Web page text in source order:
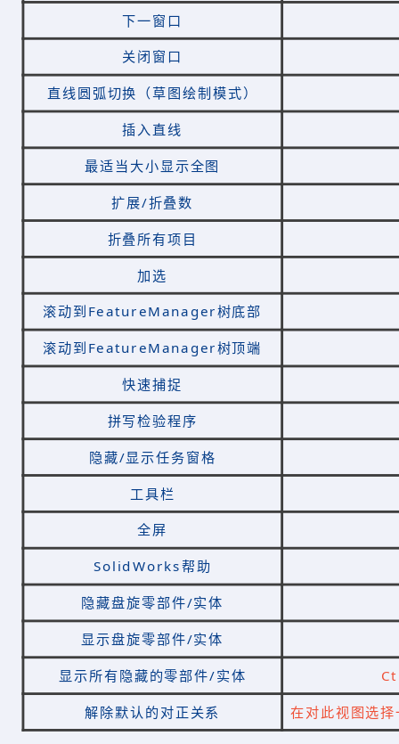
下一窗口
关闭窗口
直线圆弧切换（草图绘制模式）
插入直线
最适当大小显示全图
扩展/折叠数
折叠所有项目
加选
滚动到FeatureManager树底部
滚动到FeatureManager树顶端
快速捕捉
拼写检验程序
隐藏/显示任务窗格
工具栏
全屏
SolidWorks帮助
隐藏盘旋零部件/实体
显示盘旋零部件/实体
显示所有隐藏的零部件/实体
解除默认的对正关系 在对此视图选